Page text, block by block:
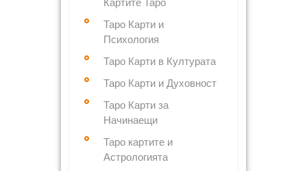
Таро Карти и
Психология
Таро Карти в Културата
Таро Карти и Духовност
Таро Карти за
Начинаещи
Таро картите и
Астрологията